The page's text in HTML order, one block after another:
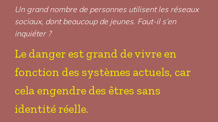
Un grand nombre de personnes utilisent les réseaux
sociaux, dont beaucoup de jeunes. Faut-il s’en
inquiéter ?
Le danger est grand de vivre en
fonction des systèmes actuels, car
cela engendre des êtres sans
identité réelle.